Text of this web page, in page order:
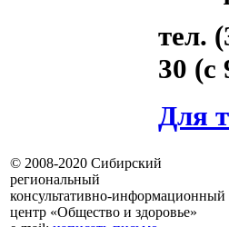
тел.
30 (с
Для
© 2008-2020 Сибирский
региональный
консультативно-информационный
центр «Общество и здоровье»